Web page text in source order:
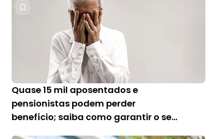
Quase 15 mil aposentados e
pensionistas podem perder
benefício; saiba como garantir o seu